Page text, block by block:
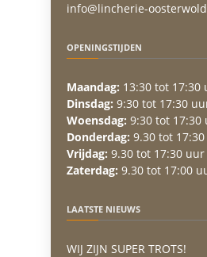
info@lincherie-
OPENINGSTIJDEN
Maandag: 13:30 tot 17:30
Dinsdag: 9:30 tot 17:30
Woensdag: 9:30 tot 17:30
Donderdag: 9.30 tot
Vrijdag: 9.30 tot 17:30 uur
Zaterdag: 9.30 tot 17:00
LAATSTE NIEUWS
WIJ ZIJN SUPER TROTS!